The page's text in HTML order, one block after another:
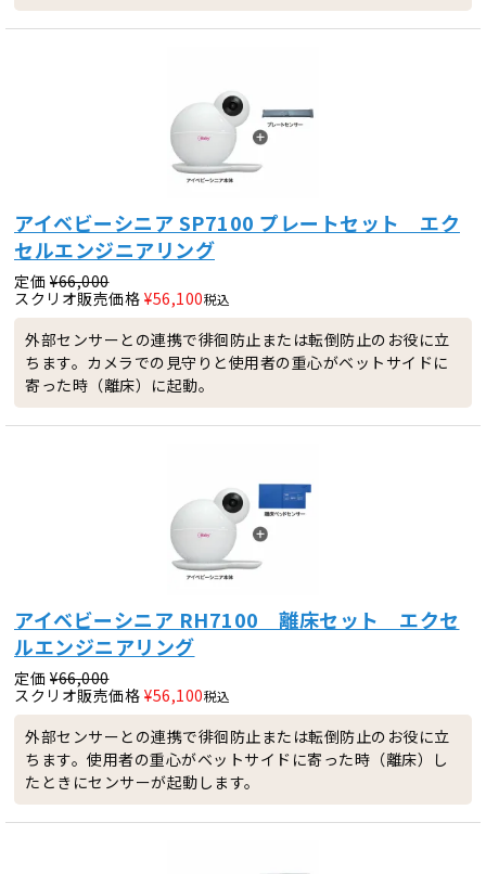
アイベビーシニア SP7100 プレートセット エク
セルエンジニアリング
定価 ¥66,000
スクリオ販売価格 ¥56,100税込
外部センサーとの連携で徘徊防止または転倒防止のお役に立
ちます。カメラでの見守りと使用者の重心がベットサイドに
寄った時（離床）に起動。
アイベビーシニア RH7100 離床セット エクセ
ルエンジニアリング
定価 ¥66,000
スクリオ販売価格 ¥56,100税込
外部センサーとの連携で徘徊防止または転倒防止のお役に立
ちます。使用者の重心がベットサイドに寄った時（離床）し
たときにセンサーが起動します。